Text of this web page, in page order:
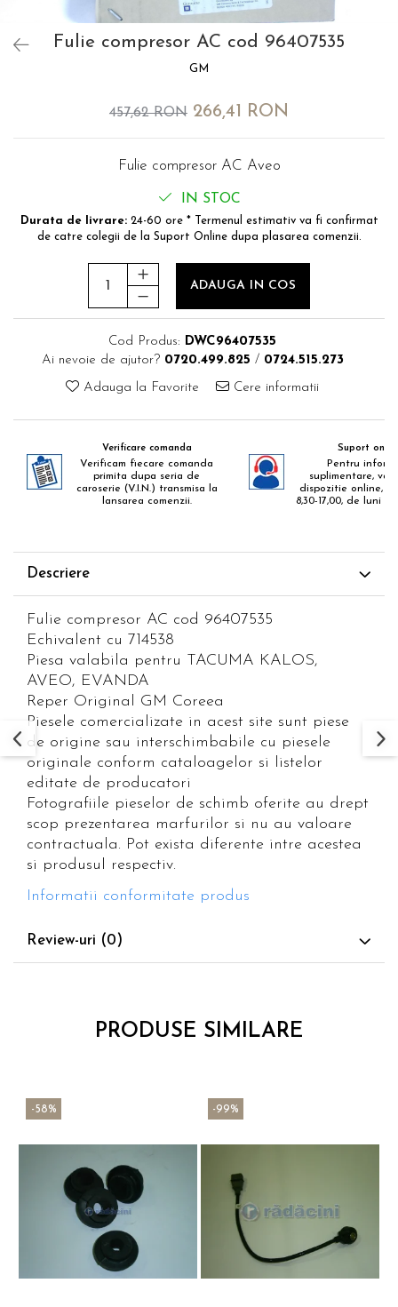
TIGRA-B 2004-2009
ZAFIRA
Mazda CX-80 KL
prezent
VITARA 2015-prezent
VITARA Hybrid 48V 2020-prezent
VITARA Strong Hybrid 140V 2022-
Fulie compresor AC cod 96407535
GM
457,62 RON 266,41 RON
Fulie compresor AC Aveo
IN STOC
Durata de livrare:24-60 ore * Termenul estimativ va fi confirmat
de catre colegii de la Suport Online dupa plasarea comenzii.
ADAUGA IN COS
Cod Produs: DWC96407535
Ai nevoie de ajutor? 0720.499.825 / 0724.515.273
Adauga la Favorite Cere informatii
Verificare comanda
Verificam fiecare comanda
primita dupa seria de
caroserie (V.I.N.) transmisa la
lansarea comenzii.
Suport
Pentru
suplimentare, va
dispozitie online,
8,30-17,00, de luni
Descriere
Fulie compresor AC cod 96407535
Echivalent cu 714538
Piesa valabila pentru TACUMA KALOS,
AVEO, EVANDA
Reper Original GM Coreea
Piesele comercializate in acest site sunt piese
de origine sau interschimbabile cu piesele
originale conform cataloagelor si listelor
editate de producatori
Fotografiile pieselor de schimb oferite au drept
scop prezentarea marfurilor si nu au valoare
contractuala. Pot exista diferente intre acestea
si produsul respectiv.
Informatii conformitate produs
Review-uri (0)
PRODUSE SIMILARE
-58% -99%